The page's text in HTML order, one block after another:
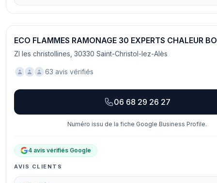
ECO FLAMMES RAMONAGE 30 EXPERTS CHALEUR
ZI les christollines, 30330 Saint-Christol-lez-Alès
63 avis vérifiés
06 68 29 26 27
Numéro issu de la fiche Google Business Profile.
4 avis vérifiés Google
AVIS CLIENTS